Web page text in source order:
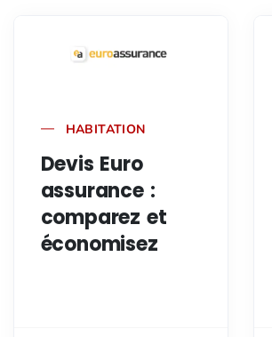
HABITATION
Devis Euro
assurance :
comparez et
économisez